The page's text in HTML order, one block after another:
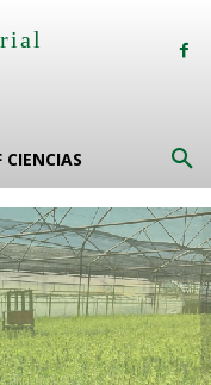
CIENCIAS